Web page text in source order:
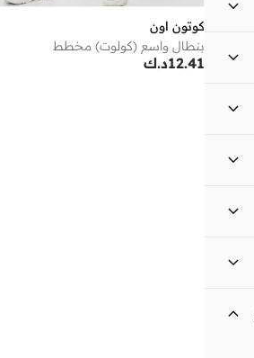
كوتون اون
بنطال واسع (كولوت) مخطط
د.ك12.41